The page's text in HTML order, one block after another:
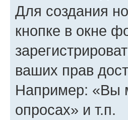
Для создания
кнопке в окне
ваших прав
Например: «Вы
опросах» и т.п.